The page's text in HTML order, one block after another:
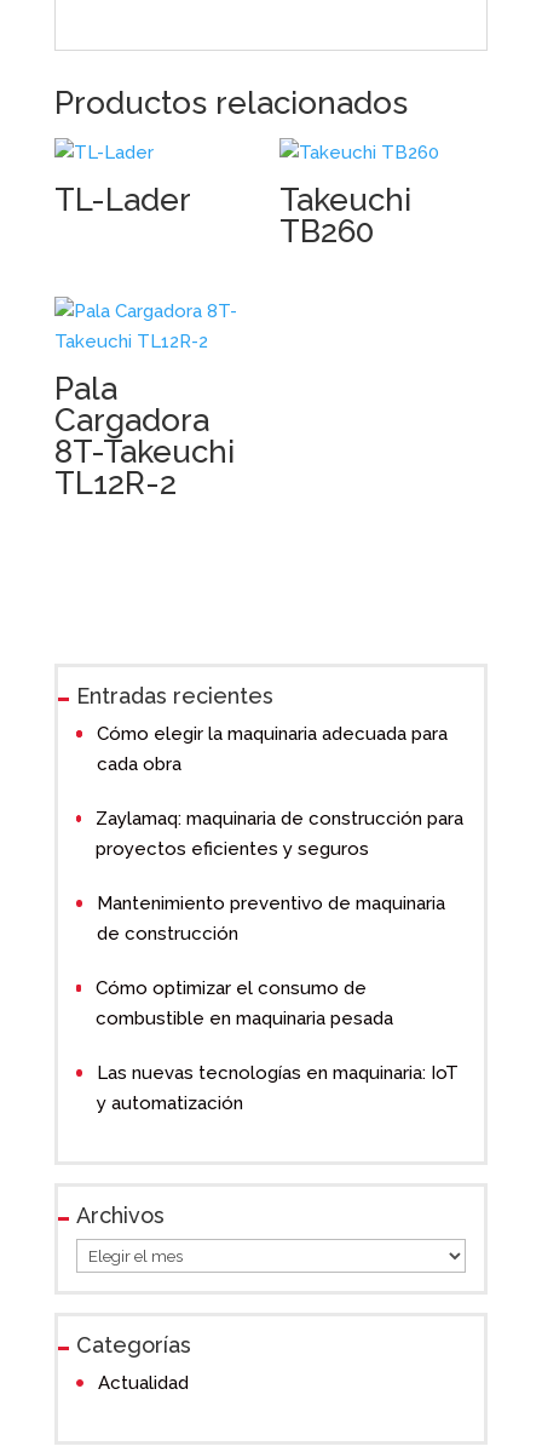
Productos relacionados
TL-Lader
Takeuchi
TB260
Pala
Cargadora
8T-Takeuchi
TL12R-2
Entradas recientes
Cómo elegir la maquinaria adecuada para
cada obra
Zaylamaq: maquinaria de construcción para
proyectos eficientes y seguros
Mantenimiento preventivo de maquinaria
de construcción
Cómo optimizar el consumo de
combustible en maquinaria pesada
Las nuevas tecnologías en maquinaria: IoT
y automatización
Archivos
Archivos
Categorías
Actualidad